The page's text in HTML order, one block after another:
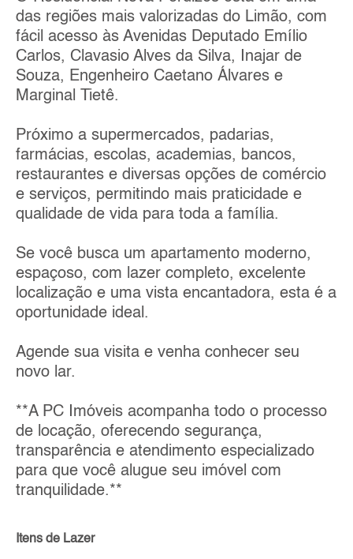
das regiões mais valorizadas do Limão, com
fácil acesso às Avenidas Deputado Emílio
Carlos, Clavasio Alves da Silva, Inajar de
Souza, Engenheiro Caetano Álvares e
Marginal Tietê.
Próximo a supermercados, padarias,
farmácias, escolas, academias, bancos,
restaurantes e diversas opções de comércio
e serviços, permitindo mais praticidade e
qualidade de vida para toda a família.
Se você busca um apartamento moderno,
espaçoso, com lazer completo, excelente
localização e uma vista encantadora, esta é a
oportunidade ideal.
Agende sua visita e venha conhecer seu
novo lar.
**A PC Imóveis acompanha todo o processo
de locação, oferecendo segurança,
transparência e atendimento especializado
para que você alugue seu imóvel com
tranquilidade.**
Itens de Lazer